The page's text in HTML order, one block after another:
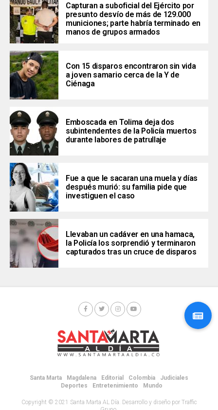
Capturan a suboficial del Ejército por
presunto desvío de más de 129.000
municiones; parte habría terminado en
manos de grupos armados
Con 15 disparos encontraron sin vida
a joven samario cerca de la Y de
Ciénaga
Emboscada en Tolima deja dos
subintendentes de la Policía muertos
durante labores de patrullaje
Fue a que le sacaran una muela y días
después murió: su familia pide que
investiguen el caso
Llevaban un cadáver en una hamaca,
la Policía los sorprendió y terminaron
capturados tras un cruce de disparos
Santa Marta Magdalena Editorial Colombia
Judiciales
Deportes
Entretenimiento Mundo
Copyright © 2021 Santa Marta AL Día. Desarrollo y diseño por Traffic